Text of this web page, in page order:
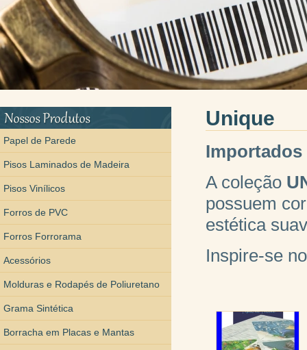
Papel de Parede
Pisos Laminados de Madeira
Pisos Vinílicos
Forros de PVC
Forros Forrorama
Acessórios
Molduras e Rodapés de Poliuretano
Grama Sintética
Borracha em Placas e Mantas
Unique
Importados
A coleção
possuem
estética
Inspire-se